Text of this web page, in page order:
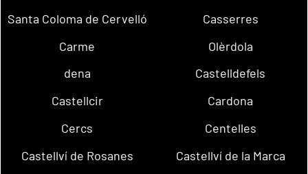
Santa Coloma de Cervelló
Casserres
Carme
Olèrdola
dena
Castelldefels
Castellcir
Cardona
Cercs
Centelles
Castellví de Rosanes
Castellví de la Marca